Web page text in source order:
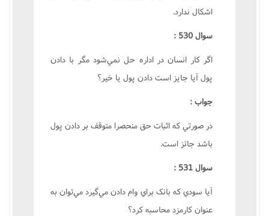
اشکال ندارد.
سوال 530 :
اگر کار انسان در اداره حل نمي‌شود مگر با دادن
پول آيا جايز است دادن پول يا خير؟
جواب :
در صورتي که اثبات حق منحصرا متوقف بر دادن پول
باشد جائز است.
سوال 531 :
آيا سودي که بانک براي وام دادن مي‌گيرد مي‌توان به
عنوان کارمزد محاسبه کرد؟